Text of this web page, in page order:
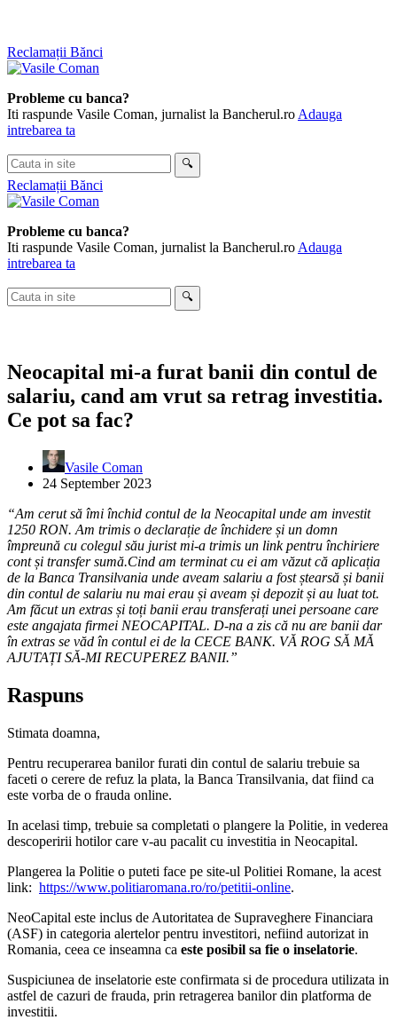
Skip
to
Reclamații Bănci
Probleme cu banca?
Iti raspunde Vasile Coman, jurnalist la Bancherul.ro Adauga
intrebarea ta
Cauta
in
site
🔍
Reclamații Bănci
Probleme cu banca?
Iti raspunde Vasile Coman, jurnalist la Bancherul.ro Adauga
intrebarea ta
Cauta
in
🔍
Neocapital mi-a furat banii din contul de
salariu, cand am vrut sa retrag investitia.
Ce pot sa fac?
Vasile Coman
24 September 2023
“Am cerut să îmi închid contul de la Neocapital unde am investit
1250 RON. Am trimis o declarație de închidere și un domn
împreună cu colegul său jurist mi-a trimis un link pentru închiriere
cont și transfer sumă.Cind am terminat cu ei am văzut că aplicația
de la Banca Transilvania unde aveam salariu a fost ștearsă și banii
din contul de salariu nu mai erau și aveam și depozit și au luat tot.
Am făcut un extras și toți banii erau transferați unei persoane care
este angajata firmei NEOCAPITAL. D-na a zis că nu are banii dar
în extras se văd în contul ei de la CECE BANK. VĂ ROG SĂ MĂ
AJUTAȚI SĂ-MI RECUPEREZ BANII.”
Raspuns
Stimata doamna,
Pentru recuperarea banilor furati din contul de salariu trebuie sa
faceti o cerere de refuz la plata, la Banca Transilvania, dat fiind ca
este vorba de o frauda online.
In acelasi timp, trebuie sa completati o plangere la Politie, in vederea
descoperirii hotilor care v-au pacalit cu investitia in Neocapital.
Plangerea la Politie o puteti face pe site-ul Politiei Romane, la acest
link: https://www.politiaromana.ro/ro/petitii-online.
NeoCapital este inclus de Autoritatea de Supraveghere Financiara
(ASF) in categoria alertelor pentru investitori, nefiind autorizat in
Romania, ceea ce inseamna ca este posibil sa fie o inselatorie.
Suspiciunea de inselatorie este confirmata si de procedura utilizata in
astfel de cazuri de frauda, prin retragerea banilor din platforma de
investitii.